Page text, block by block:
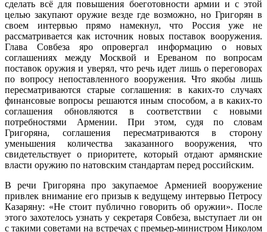
сделать всё для повышения боеготовности армии и с этой
целью закупают оружие везде где возможно, но Григорян в
своем интервью прямо намекнул, что Россия уже не
рассматривается как источник новых поставок вооружения.
Глава Совбеза яро опровергал информацию о новых
соглашениях между Москвой и Ереваном по вопросам
поставок оружия и уверял, что речь идет лишь о переговорах
по вопросу непоставленного вооружения. Что якобы лишь
пересматриваются старые соглашения: в каких-то случаях
финансовые вопросы решаются иным способом, а в каких-то
соглашения обновляются в соответствии с новыми
потребностями Армении. При этом, судя по словам
Григоряна, соглашения пересматриваются в сторону
уменьшения количества заказанного вооружения, что
свидетельствует о приоритете, который отдают армянские
власти оружию по натовским стандартам перед российским.
В речи Григоряна про закупаемое Арменией вооружение
привлек внимание его призыв к ведущему интервью Петросу
Казаряну: «Не стоит публично говорить об оружии». После
этого захотелось узнать у секретаря Совбеза, выступает ли он
с такими советами на встречах с премьер-министром Николом